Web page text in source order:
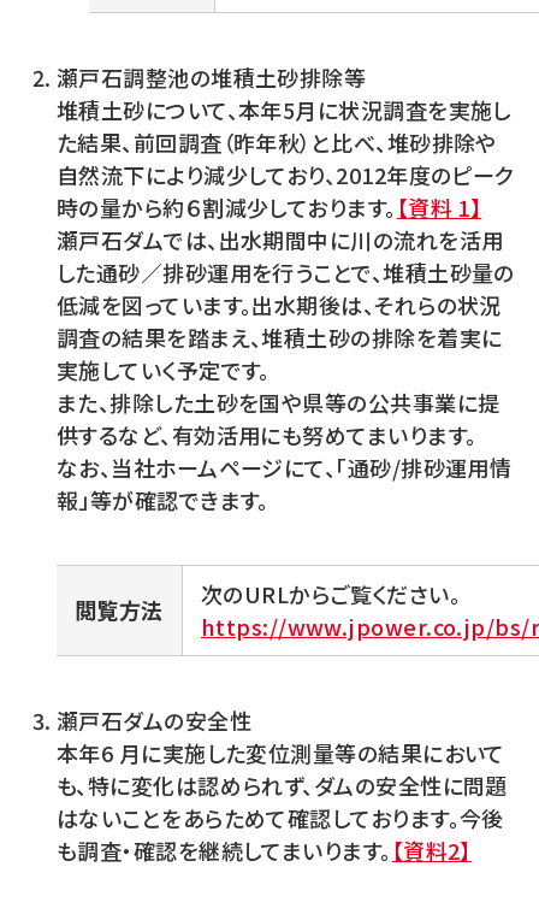
瀬戸石調整池の堆積土砂排除等
堆積土砂について、本年5月に状況調査を実施し
た結果、前回調査（昨年秋）と比べ、堆砂排除や
自然流下により減少しており、2012年度のピーク
時の量から約６割減少しております。 【資料 1】
瀬戸石ダムでは、出水期間中に川の流れを活用
した通砂／排砂運用を行うことで、堆積土砂量の
低減を図っています。出水期後は、それらの状況
調査の結果を踏まえ、堆積土砂の排除を着実に
実施していく予定です。
また、排除した土砂を国や県等の公共事業に提
供するなど、有効活用にも努めてまいります。
なお、当社ホームページにて、「通砂/排砂運用情
報」等が確認できます。
閲覧方法
次のURLからご覧ください。
https://www.jpower.co.jp/
瀬戸石ダムの安全性
本年6 月に実施した変位測量等の結果において
も、特に変化は認められず、ダムの安全性に問題
はないことをあらためて確認しております。今後
も調査・確認を継続してまいります。 【資料2】